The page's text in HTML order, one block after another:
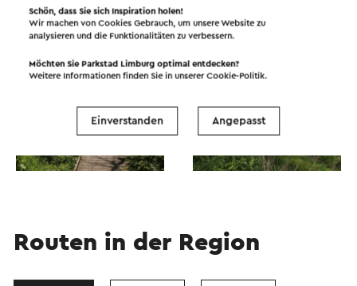
Routen in der Region
Schön, dass Sie sich Inspiration holen!
Wir machen von Cookies Gebrauch, um unsere Website zu
analysieren und die Funktionalitäten zu verbessern.
Möchten Sie Parkstad Limburg optimal entdecken?
Weitere Informationen finden Sie in unsererCookie-Politik.
Einverstanden Angepasst